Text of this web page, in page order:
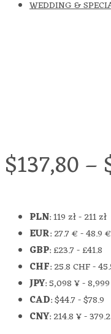
WEDDING &
$137,80–
PLN:119 zł-211 zł
EUR:27.7 €-48.9 €
GBP:£23.7-£41.8
CHF:25.8 CHF-
JPY:5,098 ¥-
CAD:$44.7-$78.9
CNY:214.8 ¥-